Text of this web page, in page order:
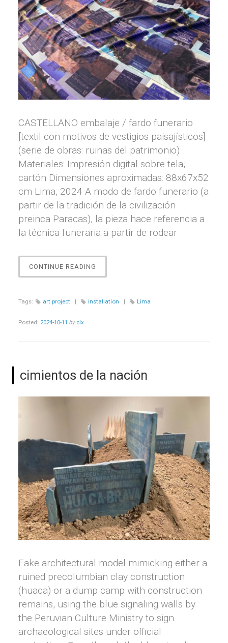
CASTELLANO embalaje / fardo funerario
[textil con motivos de vestigios paisajísticos]
(serie de obras: ruinas del patrimonio)
Materiales: Impresión digital sobre tela,
cartón Dimensiones aproximadas: 88x67x52
cm Lima, 2024 A modo de fardo funerario (a
partir de la tradición de la civilización
preinca Paracas), la pieza hace referencia a
la técnica funeraria a partir de rodear
CONTINUE READING
/
FUNERARIO”
Tags: art project | installation | Lima
Posted: 2024-10-11 by clx
cimientos de la nación
Fake architectural model mimicking either a
ruined precolumbian clay construction
(huaca) or a dump camp with construction
remains, using the blue signaling walls by
the Peruvian Culture Ministry to sign
archaeological sites under official